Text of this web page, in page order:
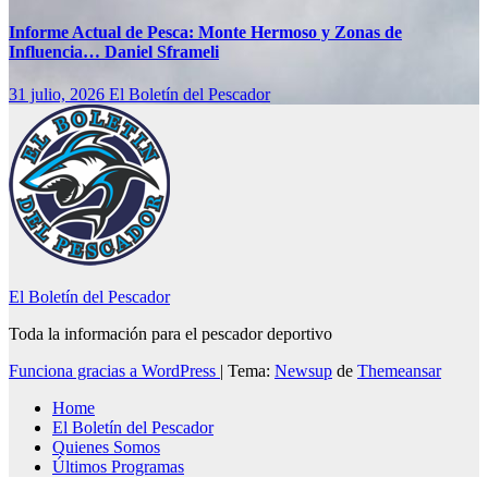
Informe Actual de Pesca: Monte Hermoso y Zonas de
Influencia… Daniel Sframeli
31 julio, 2026 El Boletín del Pescador
El Boletín del Pescador
Toda la información para el pescador deportivo
Funciona gracias a WordPress | Tema: Newsup de Themeansar
Home
El Boletín del Pescador
Quienes Somos
Últimos Programas